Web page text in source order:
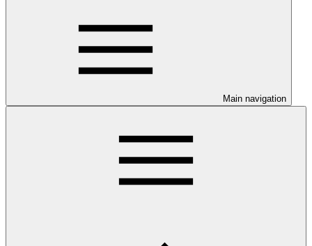
Main navigation